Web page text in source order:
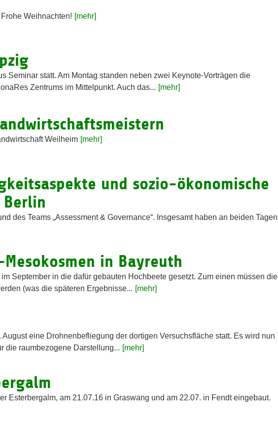
Weihnachten! [mehr]
Seminar statt. Am Montag standen neben zwei Keynote-Vorträgen die
Zentrums im Mittelpunkt. Auch das... [mehr]
Weilheim [mehr]
und sozio-ökonomische
Berlin
des Teams „Assessment & Governance“. Insgesamt haben an beiden Tagen
in Bayreuth
September in die dafür gebauten Hochbeete gesetzt. Zum einen müssen die
(was die späteren Ergebnisse... [mehr]
eine Drohnenbefliegung der dortigen Versuchsfläche statt. Es wird nun
die raumbezogene Darstellung... [mehr]
Esterbergalm, am 21.07.16 in Graswang und am 22.07. in Fendt eingebaut.